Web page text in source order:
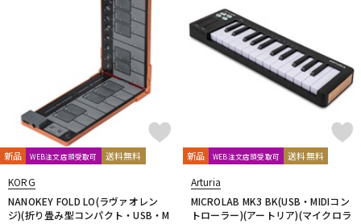
新品 WEB注文店頭受取可 送料無料
KORG
NANOKEY FOLD LO(ラヴァオレン
ジ)(折り畳み型コンパクト・USB・M
新品 WEB注文店頭受取可 送料無料
Arturia
MICROLAB MK3 BK(USB・MIDIコン
トローラー)(アートリア)(マイクロラ